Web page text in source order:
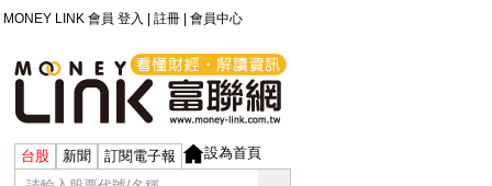
MONEY LINK 會員 登入 註冊 會員中心
台股 新聞 訂閱電子報 設為首頁